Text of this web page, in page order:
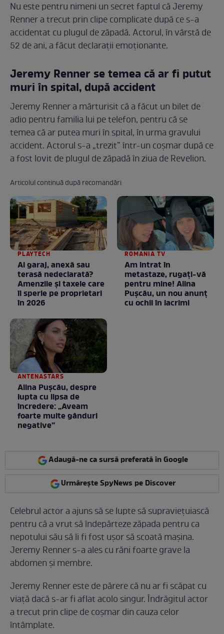
Nu este pentru nimeni un secret faptul că Jeremy
Renner a trecut prin clipe complicate după ce s-a
accidentat cu plugul de zăpadă. Actorul, în vârstă de
52 de ani, a făcut declarații emoționante.
Jeremy Renner se temea că ar fi putut
muri în spital, după accident
Jeremy Renner a mărturisit că a făcut un bilet de
adio pentru familia lui pe telefon, pentru că se
temea că ar putea muri în spital, în urma gravului
accident. Actorul s-a „trezit” într-un coșmar după ce
a fost lovit de plugul de zăpadă în ziua de Revelion.
Articolul continuă după recomandări
PLAYTECH
Ai garaj, anexă sau
terasă nedeclarată?
Amenzile și taxele care
îi sperie pe proprietari
în 2026
ROMANIA TV
Am intrat în
metastaze, rugaţi-vă
pentru mine! Alina
Puşcău, un nou anunţ
cu ochii în lacrimi
ANTENASTARS
Alina Pușcău, despre
lupta cu lipsa de
încredere: „Aveam
foarte multe gânduri
negative”
Adaugă-ne ca sursă preferată în Google
Urmărește SpyNews pe Discover
Celebrul actor a ajuns să se lupte să supraviețuiască
pentru că a vrut să îndepărteze zăpada pentru ca
nepotului său să îi fi fost ușor să scoată mașina.
Jeremy Renner s-a ales cu răni foarte grave la
abdomen și membre.
Jeremy Renner este de părere că nu ar fi scăpat cu
viață dacă s-ar fi aflat acolo singur. Îndrăgitul actor
a trecut prin clipe de coșmar din cauza celor
întâmplate.